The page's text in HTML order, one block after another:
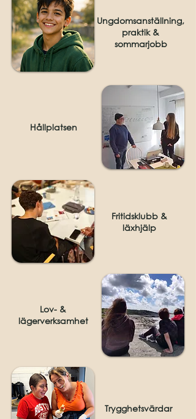
Ungdomsanställning,
praktik &
sommarjobb
Hållplatsen
Fritidsklubb &
läxhjälp
Lov- &
lägerverksamhet
Trygghetsvärdar